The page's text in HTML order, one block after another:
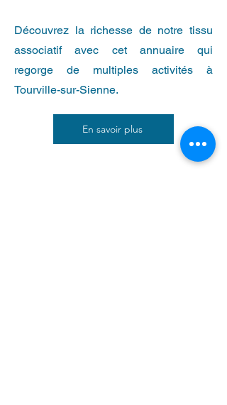
Découvrez la richesse de notre tissu
associatif avec cet annuaire qui
regorge de multiples activités à
Tourville-sur-Sienne.
En savoir plus